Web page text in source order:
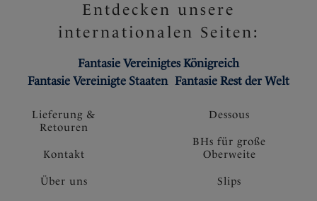
Voll verstellbare Träger
Verziert mit einem kleinen Anhängsel
Artikelnummer: FL6911NAY
Lieferung &
Retouren
Kontakt
Über uns
Entdecken unsere
internationalen Seiten:
Fantasie Vereinigtes Königreich
Fantasie Vereinigte Staaten Fantasie Rest der Welt
Dessous
BHs für große
Oberweite
Slips